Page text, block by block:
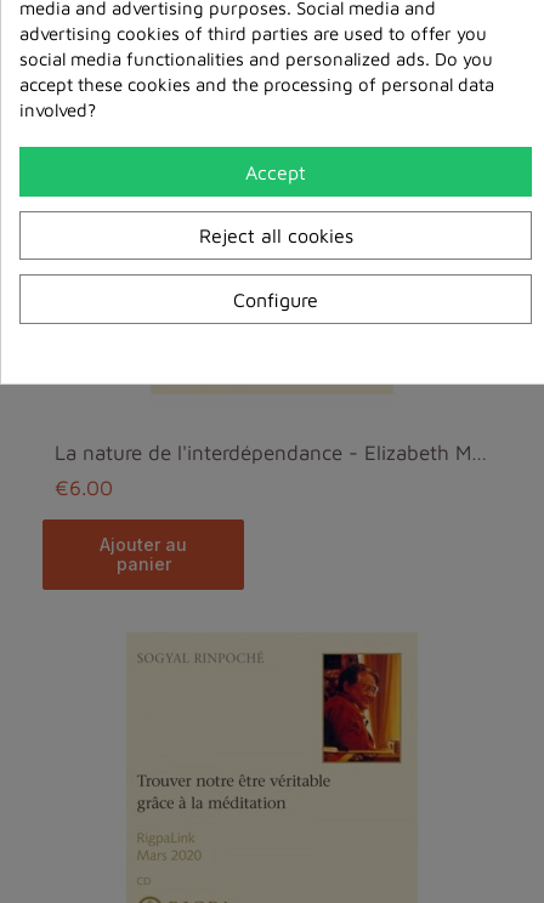
ajouter au
panier
La nature de l'interdépendance - Elizabeth Mattis ...
€6.00
ajouter au
panier
media and advertising purposes. Social media and
advertising cookies of third parties are used to offer you
social media functionalities and personalized ads. Do you
accept these cookies and the processing of personal data
involved?
Accept
Reject all cookies
Configure